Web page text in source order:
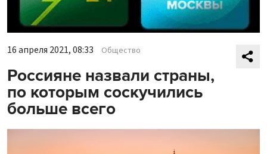
16 апреля 2021, 08:33 Общество
Россияне назвали страны,
по которым соскучились
больше всего